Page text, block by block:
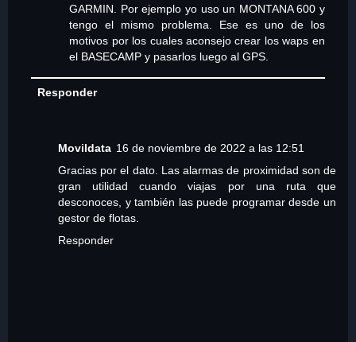
GARMIN. Por ejemplo yo uso un MONTANA 600 y
tengo el mismo problema. Ese es uno de los
motivos por los cuales aconsejo crear los waps en
el BASECAMP y pasarlos luego al GPS.
Responder
Movildata 16 de noviembre de 2022 a las 12:51
Gracias por el dato. Las alarmas de proximidad son de
gran utilidad cuando viajas por una ruta que
desconoces, y también las puede programar desde un
gestor de flotas.
Responder